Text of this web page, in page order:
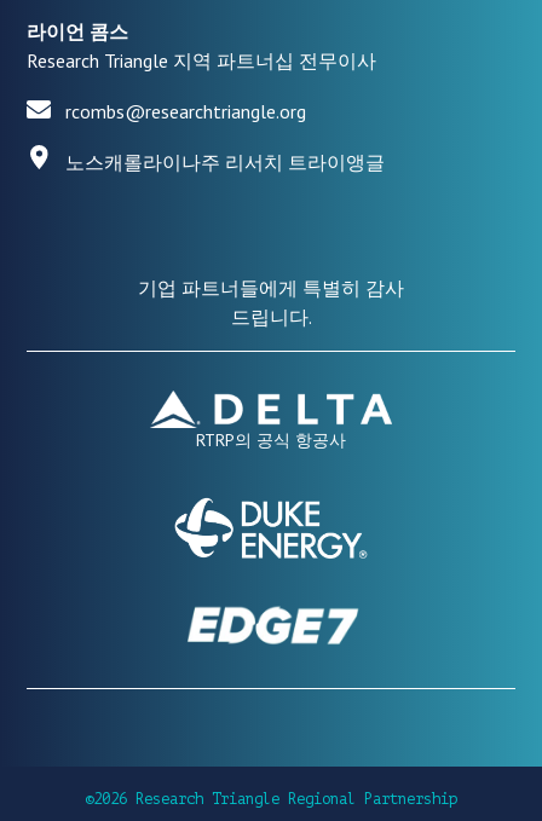
라이언 콤스
Research Triangle 지역 파트너십 전무이사
rcombs@researchtriangle.org
노스캐롤라이나주 리서치 트라이앵글
기업 파트너들에게 특별히 감사
드립니다.
RTRP의 공식 항공사
©2026 Research Triangle Regional Partnership